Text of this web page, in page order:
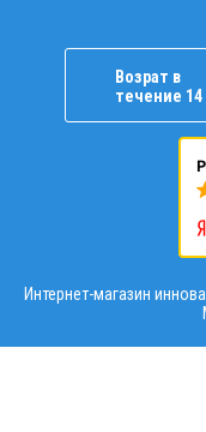
Возрат в
течение
Интернет-магазин